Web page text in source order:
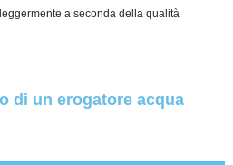
a seconda della qualità
di un erogatore acqua